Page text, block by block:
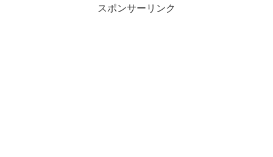
スポンサーリンク